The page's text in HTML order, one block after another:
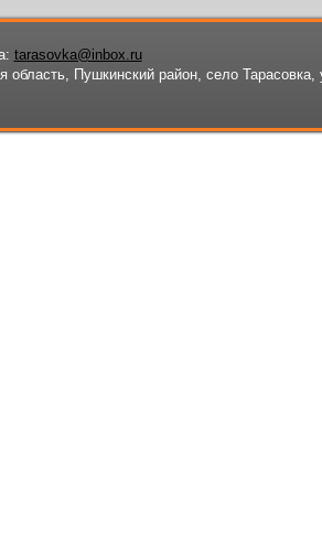
tarasovka@inbox.ru
область, Пушкинский район, село